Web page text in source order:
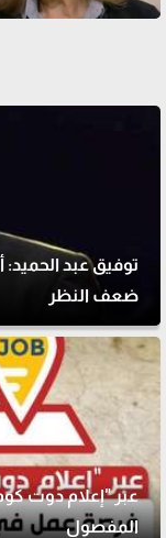
توفيق عبد
ضعف النظر
عبر "إعلام دوت
المفصول